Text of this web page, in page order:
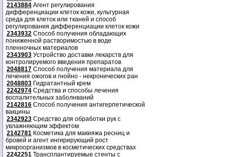
2143884 Агент регулирования
дифференциации клеток кожи, культурная
среда для клеток или тканей и способ
регулирования дифференциации клеток кожи
2343932 Способ получения обладающих
пониженной растворимостью в воде
пленночных материалов
2343903 Устройство доставки лекарств для
контролируемого введения препаратов
2048817 Способ получения материала для
лечения ожогов и гнойно - некронических ран
2048803 Гидратантный крем
2242974 Средства и способы лечения
воспалительных заболнваний
2142816 Способ получения антигерпетической
вакцины
2342923 Средство для обработки рук с
увлажняющим эффектом
2142781 Косметика для макияжа ресниц и
бровей и агент ингирирующий рост
микроорганизмов в косметических средствах
2242251 Трансплантируемые стенты с